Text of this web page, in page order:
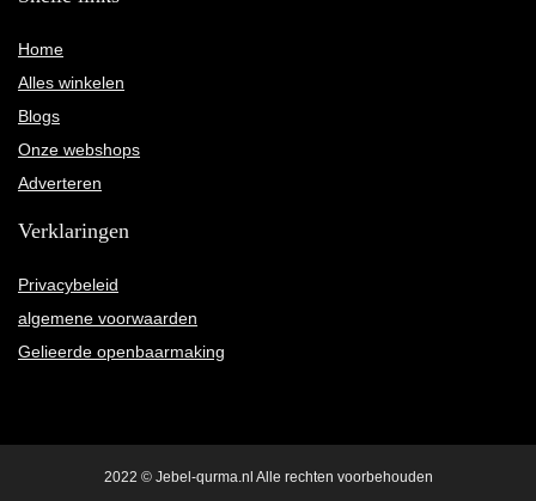
Home
Alles winkelen
Blogs
Onze webshops
Adverteren
Verklaringen
Privacybeleid
algemene voorwaarden
Gelieerde openbaarmaking
2022 © Jebel-qurma.nl Alle rechten voorbehouden